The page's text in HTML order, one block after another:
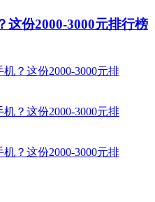
这份2000-3000元排行榜